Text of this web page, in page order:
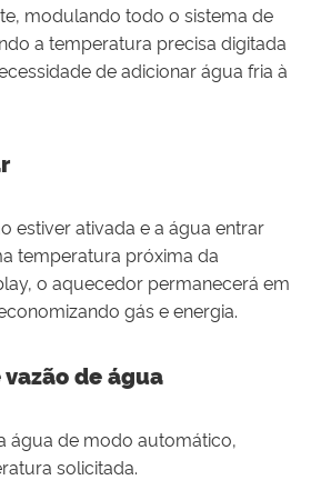
modulando todo o sistema de
a temperatura precisa digitada
de adicionar água fria à
estiver ativada e a água entrar
temperatura próxima da
o aquecedor permanecerá em
gás e energia.
de água
água de modo automático,
solicitada.